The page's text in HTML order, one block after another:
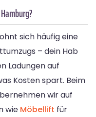
sich häufig eine
– dein Hab
Ladungen auf
Kosten spart. Beim
wir auf
wie Möbellift für